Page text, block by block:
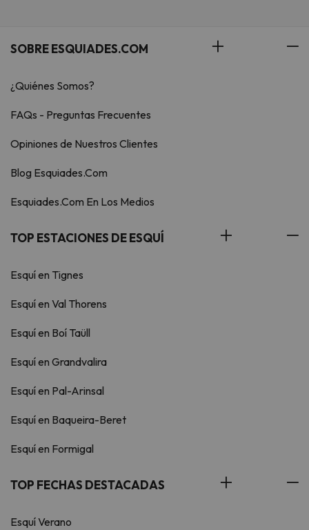
SOBRE ESQUIADES.COM
¿Quiénes Somos?
FAQs - Preguntas Frecuentes
Opiniones de Nuestros Clientes
Blog Esquiades.Com
Esquiades.Com En Los Medios
TOP ESTACIONES DE ESQUÍ
Esquí en Tignes
Esquí en Val Thorens
Esquí en Boí Taüll
Esquí en Grandvalira
Esquí en Pal-Arinsal
Esquí en Baqueira-Beret
Esquí en Formigal
TOP FECHAS DESTACADAS
Esquí Verano